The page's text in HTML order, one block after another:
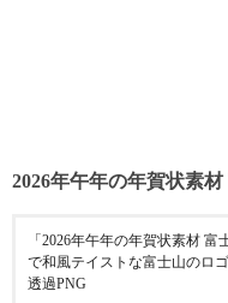
2026年午年の年賀状素
「2026年午年の年賀状素材
で和風テイストな富士山のロ
透過PNG